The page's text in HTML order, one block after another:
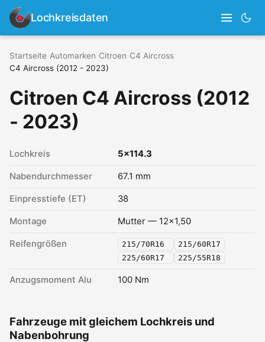
Lochkreisdaten
Startseite Automarken Citroen C4 Aircross
C4 Aircross (2012 - 2023)
Citroen C4 Aircross (2012
- 2023)
Lochkreis 5x114.3
Nabendurchmesser 67.1 mm
Einpresstiefe (ET) 38
Montage Mutter — 12x1,50
Reifengrößen 215/70R16
215/60R17
225/60R17
225/55R18
Anzugsmoment Alu 100 Nm
Fahrzeuge mit gleichem Lochkreis und
Nabenbohrung